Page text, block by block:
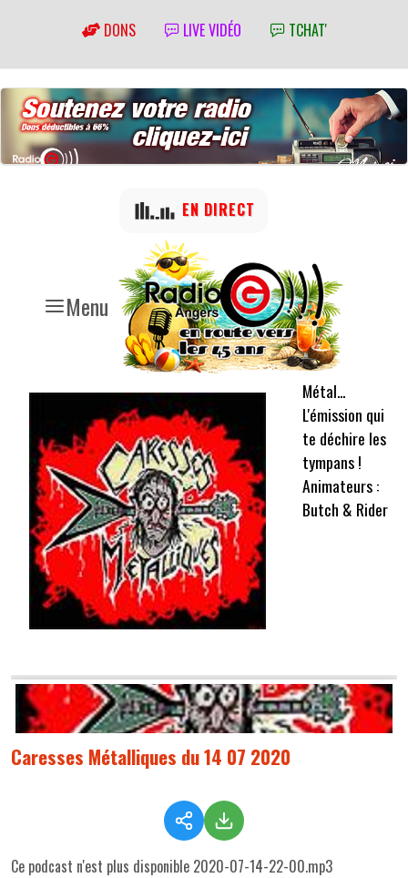
DONS LIVE VIDÉO TCHAT'
Menu
EN DIRECT
Métal...
L'émission qui
te déchire les
tympans !
Animateurs :
Butch & Rider
Caresses Métalliques du 14 07 2020
Ce podcast n'est plus disponible 2020-07-14-22-00.mp3